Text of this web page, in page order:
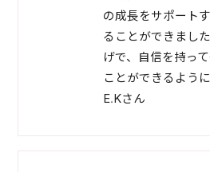
の成長をサポート
ることができまし
げで、自信を持っ
ことができるよう
E.Kさん